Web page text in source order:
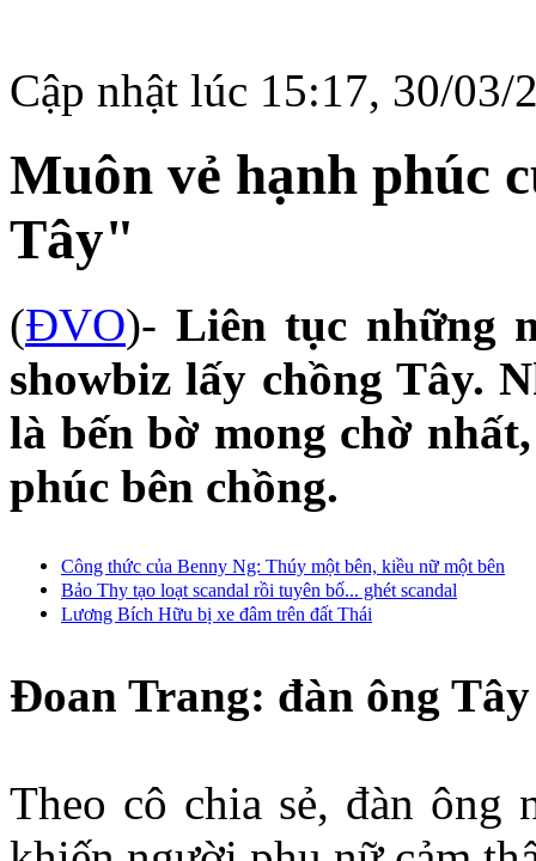
Cập nhật lúc 15:17, 30/03/
Muôn vẻ hạnh phúc
Tây"
(ĐVO)- Liên tục những
showbiz lấy chồng Tây.
là bến bờ mong chờ
phúc bên chồng.
Công thức của Benny Ng: Thúy một bên, kiều nữ một bên
Bảo Thy tạo loạt scandal rồi tuyên bố... ghét scandal
Lương Bích Hữu bị xe đâm trên đất Thái
Đoan Trang: đàn ông
Theo cô chia sẻ, đàn ông